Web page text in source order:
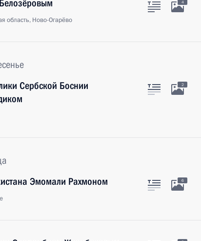
область, Ново-Огарёво
4
Сербской Боснии
2
Эмомали Рахмоном
6